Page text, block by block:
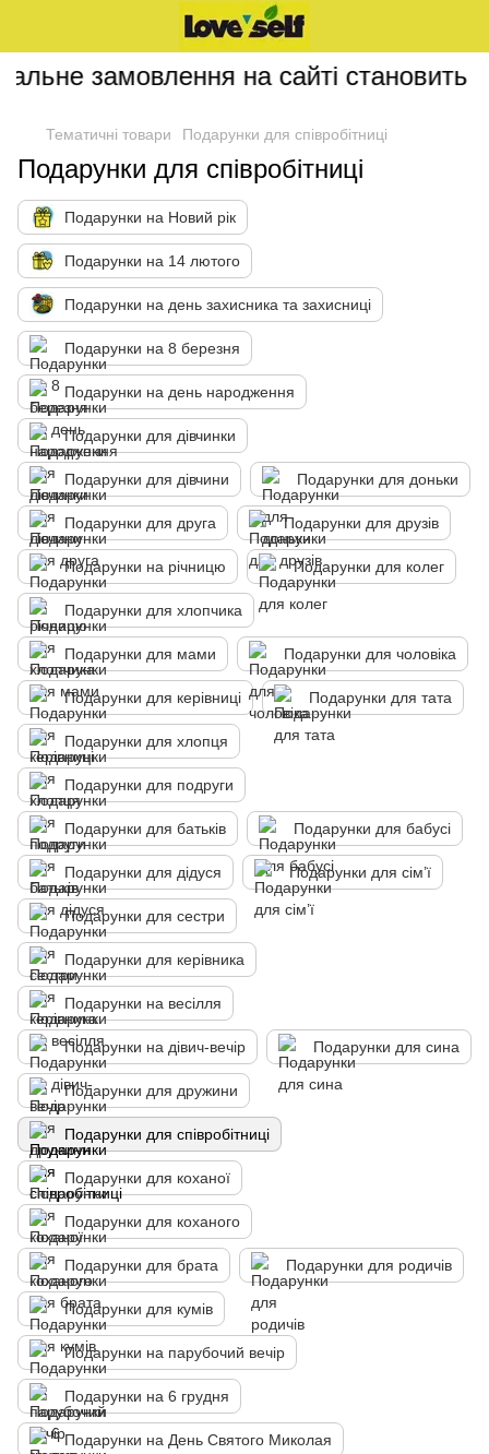
замовлення на сайті становить
Тематичні товари Подарунки для співробітниці
Подарунки для співробітниці
Подарунки на Новий рік
Подарунки на 14 лютого
Подарунки на день захисника та захисниці
Подарунки на 8 березня
Подарунки на день народження
Подарунки для дівчинки
Подарунки для дівчини Подарунки для доньки
Подарунки для друга Подарунки для друзів
Подарунки на річницю Подарунки для колег
Подарунки для хлопчика
Подарунки для мами Подарунки для чоловіка
Подарунки для керівниці Подарунки для тата
Подарунки для хлопця
Подарунки для подруги
Подарунки для батьків Подарунки для бабусі
Подарунки для дідуся Подарунки для сім’ї
Подарунки для сестри
Подарунки для керівника
Подарунки на весілля
Подарунки на дівич-вечір Подарунки для сина
Подарунки для дружини
Подарунки для співробітниці
Подарунки для коханої
Подарунки для коханого
Подарунки для брата Подарунки для родичів
Подарунки для кумів
Подарунки на парубочий вечір
Подарунки на 6 грудня
Подарунки на День Святого Миколая